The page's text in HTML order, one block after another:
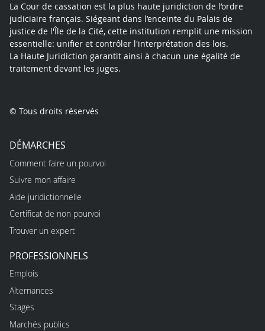
La Cour de cassation est la plus haute juridiction de l’ordre
judiciaire français. Siégeant dans l’enceinte du Palais de
justice de l'Île de la Cité, cette institution remplit une mission
essentielle: unifier et contrôler l'interprétation des lois.
La Haute Juridiction garantit ainsi à chacun une égalité de
traitement devant les juges.
© Tous droits réservés
DÉMARCHES
Comment faire un pourvoi
Suivre mon affaire
Aide juridictionnelle
Certificat de non pourvoi
Trouver un expert
PROFESSIONNELS
Emplois
Alternances
Stages
Marchés publics